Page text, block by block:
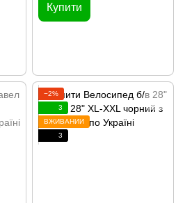
Купити
−2%
3
ВЖИВАНИЙ
3